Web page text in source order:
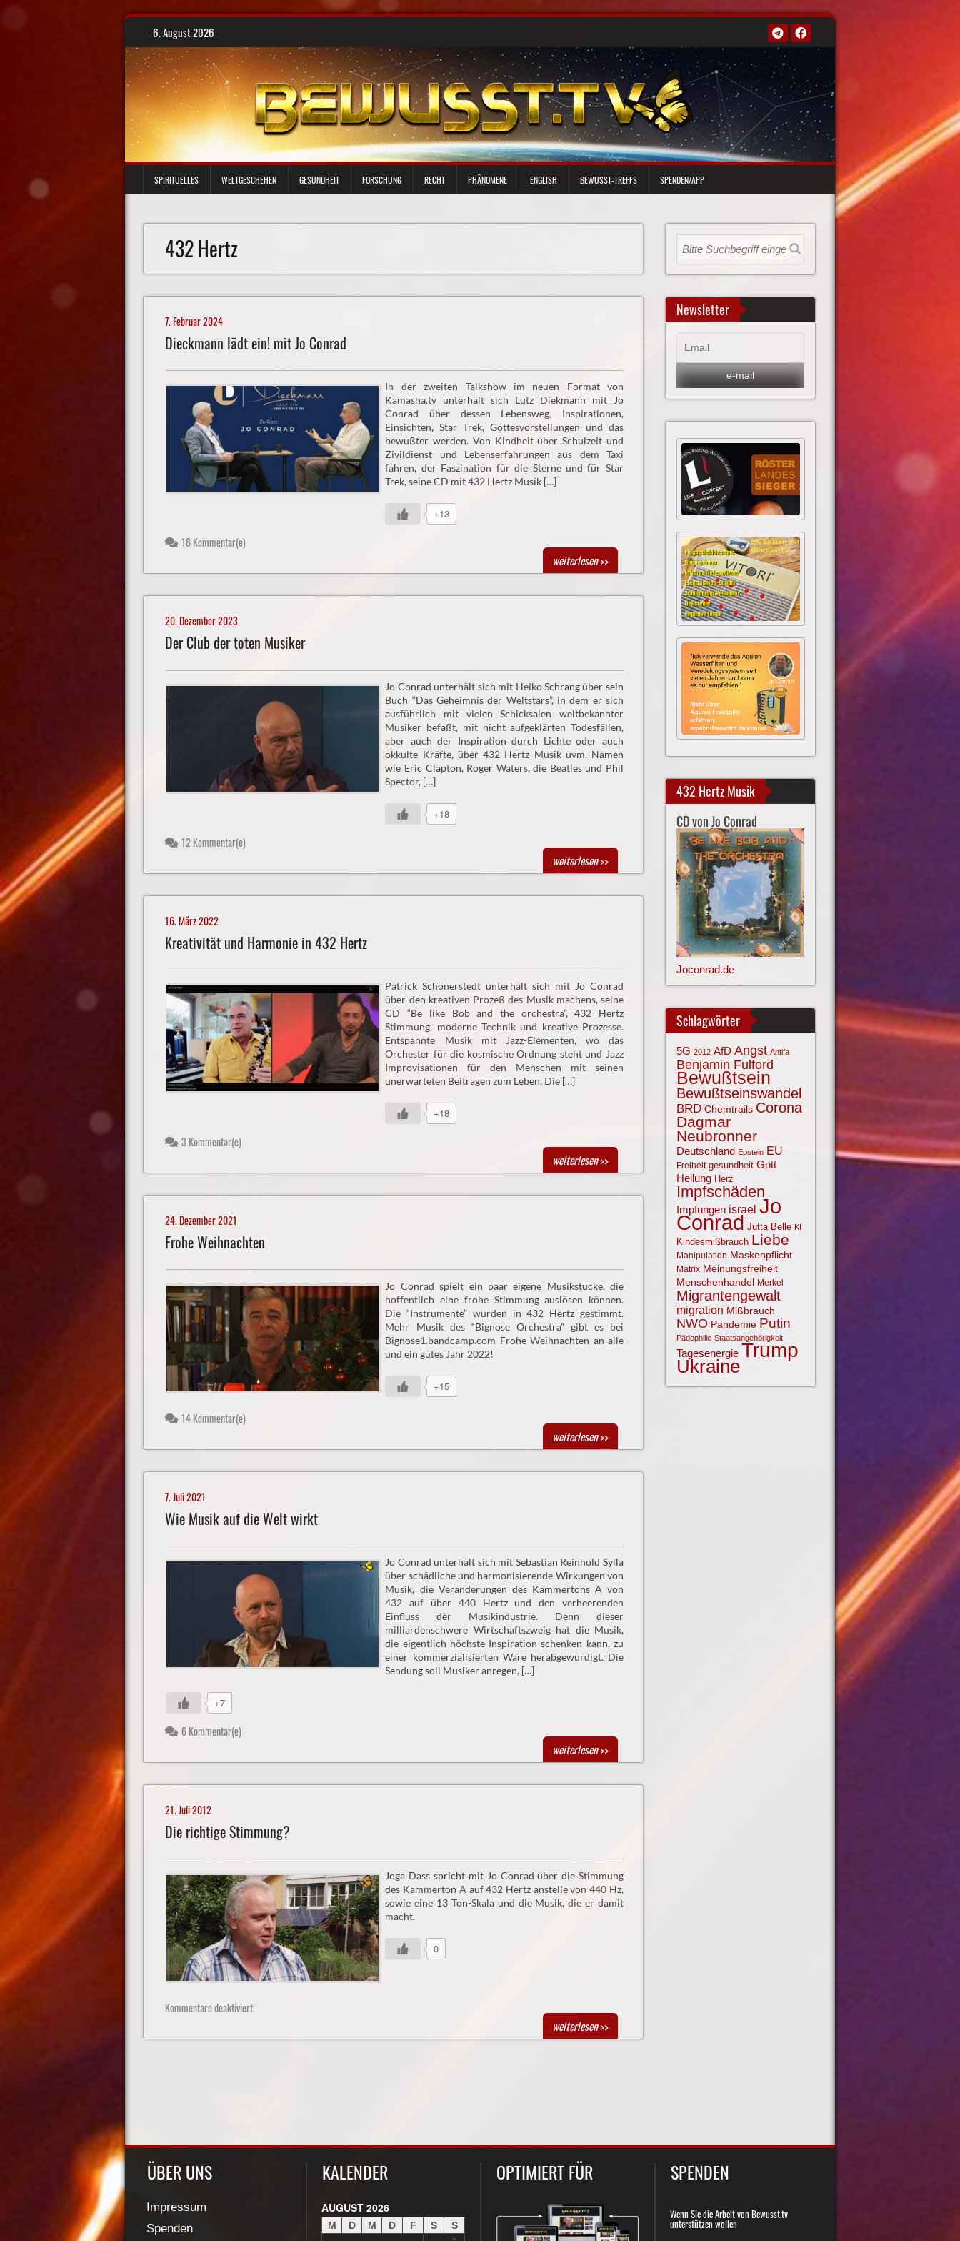
Skip
content
6. August 2026
SPIRITUELLES WELTGESCHEHEN GESUNDHEIT FORSCHUNG RECHT PHÄNOMENE ENGLISH BEWUSST-TREFFS SPENDEN/APP
432 Hertz
7. Februar 2024
Dieckmann lädt ein! mit Jo Conrad
In der zweiten Talkshow im neuen Format von
Kamasha.tv unterhält sich Lutz Diekmann mit Jo
Conrad über dessen Lebensweg, Inspirationen,
Einsichten, Star Trek, Gottesvorstellungen und das
bewußter werden. Von Kindheit über Schulzeit und
Zivildienst und Lebenserfahrungen aus dem Taxi
fahren, der Faszination für die Sterne und für Star
Trek, seine CD mit 432 Hertz Musik […]
+13
18 Kommentar(e)
weiterlesen>>
20. Dezember 2023
Der Club der toten Musiker
Jo Conrad unterhält sich mit Heiko Schrang über sein
Buch “Das Geheimnis der Weltstars”, in dem er sich
ausführlich mit vielen Schicksalen weltbekannter
Musiker befaßt, mit nicht aufgeklärten Todesfällen,
aber auch der Inspiration durch Lichte oder auch
okkulte Kräfte, über 432 Hertz Musik uvm. Namen
wie Eric Clapton, Roger Waters, die Beatles und Phil
Spector, […]
+18
12 Kommentar(e)
weiterlesen>>
16. März 2022
Kreativität und Harmonie in 432 Hertz
Patrick Schönerstedt unterhält sich mit Jo Conrad
über den kreativen Prozeß des Musik machens, seine
CD “Be like Bob and the orchestra”, 432 Hertz
Stimmung, moderne Technik und kreative Prozesse.
Entspannte Musik mit Jazz-Elementen, wo das
Orchester für die kosmische Ordnung steht und Jazz
Improvisationen für den Menschen mit seinen
unerwarteten Beiträgen zum Leben. Die […]
+18
3 Kommentar(e)
weiterlesen>>
24. Dezember 2021
Frohe Weihnachten
Jo Conrad spielt ein paar eigene Musikstücke, die
hoffentlich eine frohe Stimmung auslösen können.
Die “Instrumente” wurden in 432 Hertz gestimmt.
Mehr Musik des “Bignose Orchestra” gibt es bei
Bignose1.bandcamp.com Frohe Weihnachten an alle
und ein gutes Jahr 2022!
+15
14 Kommentar(e)
weiterlesen>>
7. Juli 2021
Wie Musik auf die Welt wirkt
Jo Conrad unterhält sich mit Sebastian Reinhold Sylla
über schädliche und harmonisierende Wirkungen von
Musik, die Veränderungen des Kammertons A von
432 auf über 440 Hertz und den verheerenden
Einfluss der Musikindustrie. Denn dieser
milliardenschwere Wirtschaftszweig hat die Musik,
die eigentlich höchste Inspiration schenken kann, zu
einer kommerzialisierten Ware herabgewürdigt. Die
Sendung soll Musiker anregen, […]
+7
6 Kommentar(e)
weiterlesen>>
21. Juli 2012
Die richtige Stimmung?
Joga Dass spricht mit Jo Conrad über die Stimmung
des Kammerton A auf 432 Hertz anstelle von 440 Hz,
sowie eine 13 Ton-Skala und die Musik, die er damit
macht.
0
Kommentare deaktiviert!
weiterlesen>>
Newsletter
432 Hertz Musik
CD von Jo Conrad
Joconrad.de
Schlagwörter
5G 2012 AfD Angst Antifa
Benjamin Fulford
Bewußtsein
Bewußtseinswandel
BRD Chemtrails Corona
Dagmar
Neubronner
Deutschland Epstein EU
Freiheit gesundheit Gott
Heilung Herz
Impfschäden
Impfungen israel Jo
Conrad Jutta Belle KI
Kindesmißbrauch Liebe
Manipulation Maskenpflicht
Matrix Meinungsfreiheit
Menschenhandel Merkel
Migrantengewalt
migration Mißbrauch
NWO Pandemie Putin
Pädophilie Staatsangehörigkeit
Tagesenergie Trump
Ukraine
ÜBER UNS
Impressum
Spenden
KALENDER
AUGUST 2026
M D M D F S
S
OPTIMIERT FÜR SPENDEN
Wenn Sie die Arbeit von Bewusst.tv
unterstützen wollen